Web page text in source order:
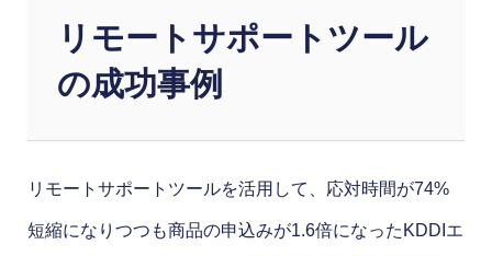
リモートサポートツール
の成功事例
リモートサポートツールを活用して、応対時間が74%
短縮になりつつも商品の申込みが1.6倍になったKDDIエ